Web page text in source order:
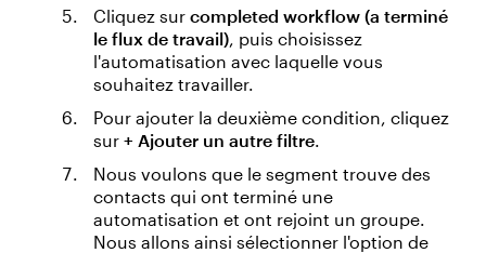
Cliquez sur completed workflow (a terminé
le flux de travail), puis choisissez
l'automatisation avec laquelle vous
souhaitez travailler.
Pour ajouter la deuxième condition, cliquez
sur + Ajouter un autre filtre.
Nous voulons que le segment trouve des
contacts qui ont terminé une
automatisation et ont rejoint un groupe.
Nous allons ainsi sélectionner l'option de